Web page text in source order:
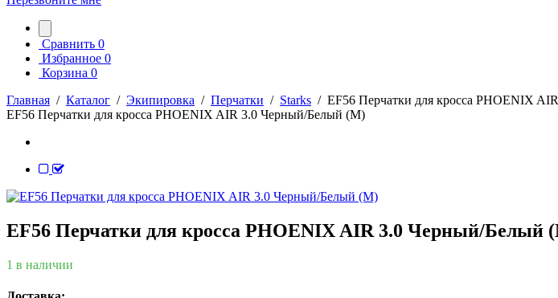
Сравнить 0
Избранное 0
Корзина 0
Главная / Каталог / Экипировка / Перчатки / Starks / EF56 Перчатки для кросса PHOENIX
EF56 Перчатки для кросса PHOENIX AIR 3.0 Черный/Белый (M)
EF56 Перчатки для кросса PHOENIX AIR 3.0 Черный/Белый
1 в наличии